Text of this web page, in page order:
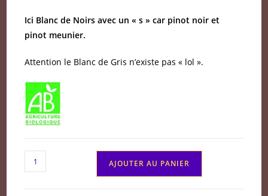
Ici Blanc de Noirs avec un « s » car pinot noir et
pinot meunier.
Attention le Blanc de Gris n’existe pas « lol ».
quantité
de
AJOUTER AU PANIER